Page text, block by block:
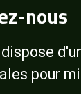
nous
pour